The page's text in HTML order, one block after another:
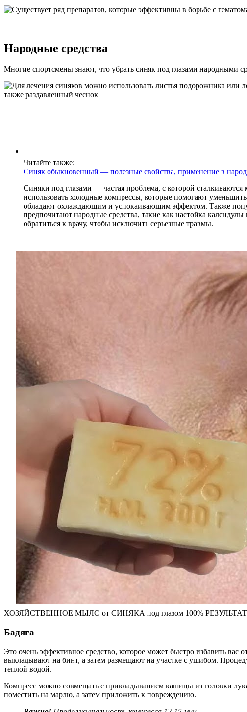
Народные средства
Многие спортсмены знают, что убрать синяк под глазами народными
Читайте также:
Синяк обыкновенный — полезные свойства, применение в
Синяки под глазами — частая проблема, с которой
использовать холодные компрессы, которые помогают
обладают охлаждающим и успокаивающим эффектом. Также
предпочитают народные средства, такие как настойка
обратиться к врачу, чтобы исключить серьезные травмы.
ХОЗЯЙСТВЕННОЕ МЫЛО от СИНЯКА под глазом 100% РЕЗУЛЬТАТ
Бадяга
Это очень эффективное средство, которое может быстро избавить
выкладывают на бинт, а затем размещают на участке с ушибом.
теплой водой.
Компресс можно совмещать с прикладыванием кашицы из головки
поместить на марлю, а затем приложить к повреждению.